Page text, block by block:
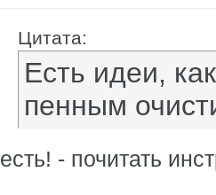
Цитата:
Есть идеи,
пенным
есть! - почитать